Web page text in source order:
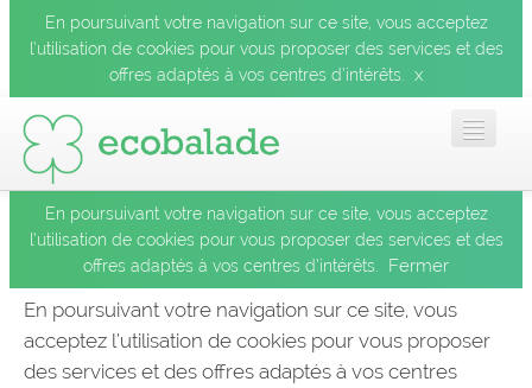
En poursuivant votre navigation sur ce site, vous acceptez
l’utilisation de cookies pour vous proposer des services et des
offres adaptés à vos centres d’intérêts.
x
Accueil
Les balades
Les espèces
En poursuivant votre navigation sur ce site, vous acceptez
l’utilisation de cookies pour vous proposer des services et des
offres adaptés à vos centres d’intérêts.
Fermer
En poursuivant votre navigation sur ce site, vous
acceptez l’utilisation de cookies pour vous proposer
des services et des offres adaptés à vos centres